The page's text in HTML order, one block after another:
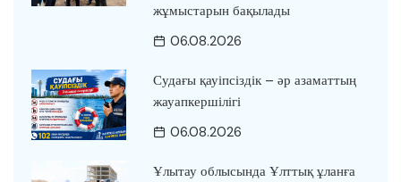
жұмыстарын бақылады
06.08.2026
Судағы қауіпсіздік – әр азаматтың
жауапкершілігі
06.08.2026
Ұлытау облысында Ұлттық ұланға